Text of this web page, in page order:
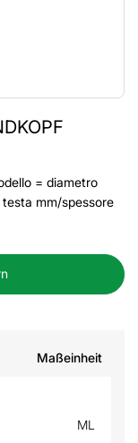
= diametro
mm/spessore
Maßeinheit
ML